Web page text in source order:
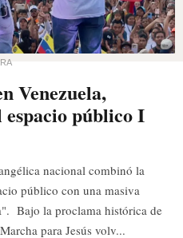
Venezuela,
público I
nacional combinó la
público con una masiva
para Jesús volv...